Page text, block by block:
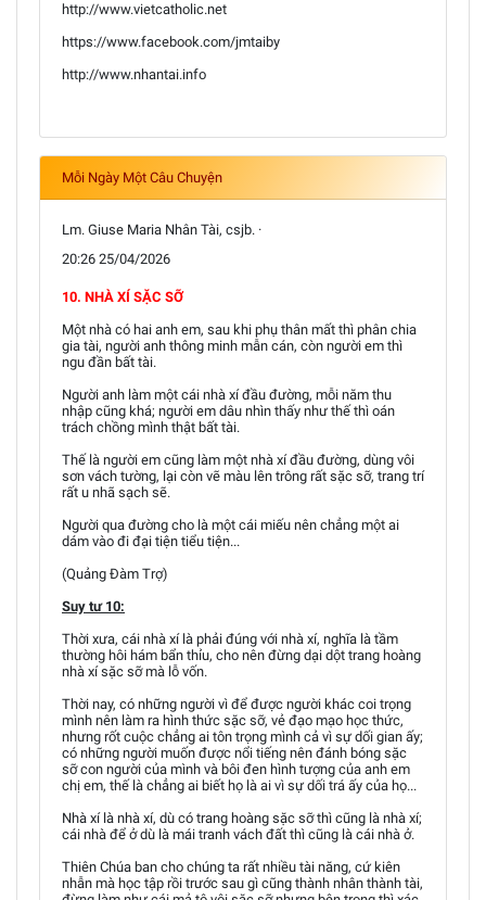
http://www.vietcatholic.net
https://www.facebook.com/jmtaiby
http://www.nhantai.info
Mỗi Ngày Một Câu Chuyện
Lm. Giuse Maria Nhân Tài, csjb. ·
20:26 25/04/2026
10. NHÀ XÍ SẶC SỠ
Một nhà có hai anh em, sau khi phụ thân mất thì phân chia
gia tài, người anh thông minh mẫn cán, còn người em thì
ngu đần bất tài.
Người anh làm một cái nhà xí đầu đường, mỗi năm thu
nhập cũng khá; người em dâu nhìn thấy như thế thì oán
trách chồng mình thật bất tài.
Thế là người em cũng làm một nhà xí đầu đường, dùng vôi
sơn vách tường, lại còn vẽ màu lên trông rất sặc sỡ, trang trí
rất u nhã sạch sẽ.
Người qua đường cho là một cái miếu nên chẳng một ai
dám vào đi đại tiện tiểu tiện...
(Quảng Đàm Trợ)
Suy tư 10:
Thời xưa, cái nhà xí là phải đúng với nhà xí, nghĩa là tầm
thường hôi hám bẩn thỉu, cho nên đừng dại dột trang hoàng
nhà xí sặc sỡ mà lỗ vốn.
Thời nay, có những người vì để được người khác coi trọng
mình nên làm ra hình thức sặc sỡ, vẻ đạo mạo học thức,
nhưng rốt cuộc chẳng ai tôn trọng mình cả vì sự dối gian ấy;
có những người muốn được nổi tiếng nên đánh bóng sặc
sỡ con người của mình và bôi đen hình tượng của anh em
chị em, thế là chẳng ai biết họ là ai vì sự dối trá ấy của họ...
Nhà xí là nhà xí, dù có trang hoàng sặc sỡ thì cũng là nhà xí;
cái nhà để ở dù là mái tranh vách đất thì cũng là cái nhà ở.
Thiên Chúa ban cho chúng ta rất nhiều tài năng, cứ kiên
nhẫn mà học tập rồi trước sau gì cũng thành nhân thành tài,